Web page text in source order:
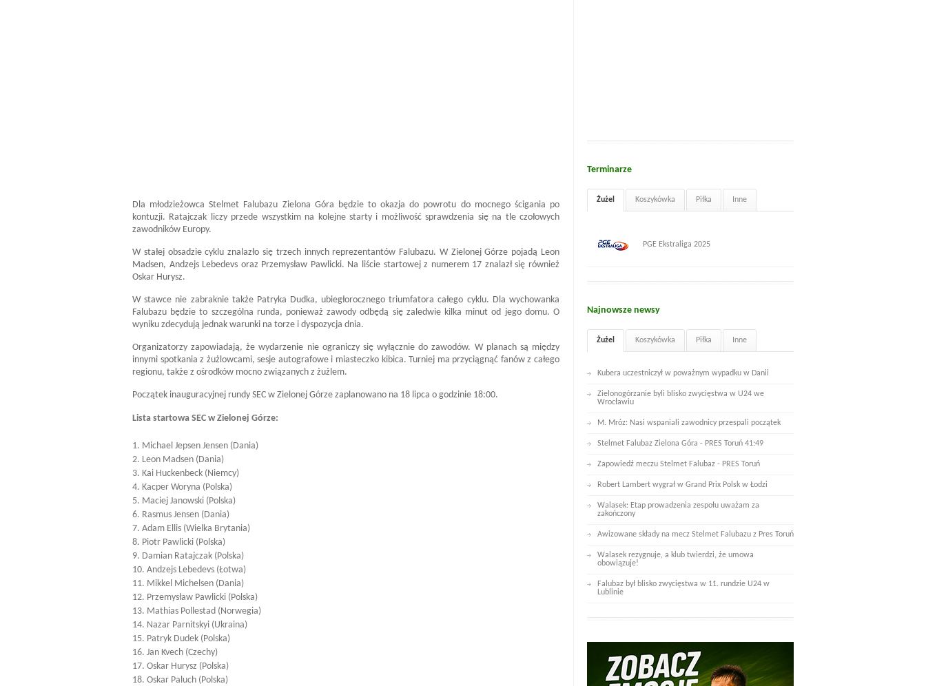
Dla młodzieżowca Stelmet Falubazu Zielona Góra będzie to okazja do powrotu do mocnego ścigania po
kontuzji. Ratajczak liczy przede wszystkim na kolejne starty i możliwość sprawdzenia się na tle czołowych
zawodników Europy.
W stałej obsadzie cyklu znalazło się trzech innych reprezentantów Falubazu. W Zielonej Górze pojadą Leon
Madsen, Andzejs Lebedevs oraz Przemysław Pawlicki. Na liście startowej z numerem 17 znalazł się również
Oskar Hurysz.
W stawce nie zabraknie także Patryka Dudka, ubiegłorocznego triumfatora całego cyklu. Dla wychowanka
Falubazu będzie to szczególna runda, ponieważ zawody odbędą się zaledwie kilka minut od jego domu. O
wyniku zdecydują jednak warunki na torze i dyspozycja dnia.
Organizatorzy zapowiadają, że wydarzenie nie ograniczy się wyłącznie do zawodów. W planach są między
innymi spotkania z żużlowcami, sesje autografowe i miasteczko kibica. Turniej ma przyciągnąć fanów z całego
regionu, także z ośrodków mocno związanych z żużlem.
Początek inauguracyjnej rundy SEC w Zielonej Górze zaplanowano na 18 lipca o godzinie 18:00.
Lista startowa SEC w Zielonej Górze:
1. Michael Jepsen Jensen (Dania)
2. Leon Madsen (Dania)
3. Kai Huckenbeck (Niemcy)
4. Kacper Woryna (Polska)
5. Maciej Janowski (Polska)
6. Rasmus Jensen (Dania)
7. Adam Ellis (Wielka Brytania)
8. Piotr Pawlicki (Polska)
9. Damian Ratajczak (Polska)
10. Andzejs Lebedevs (Łotwa)
11. Mikkel Michelsen (Dania)
12. Przemysław Pawlicki (Polska)
13. Mathias Pollestad (Norwegia)
14. Nazar Parnitskyi (Ukraina)
15. Patryk Dudek (Polska)
16. Jan Kvech (Czechy)
17. Oskar Hurysz (Polska)
18. Oskar Paluch (Polska)
Terminarze
Żużel Koszykówka Piłka Inne
PGE Ekstraliga 2025
Najnowsze newsy
Żużel Koszykówka Piłka Inne
Kubera uczestniczył w poważnym wypadku w Danii
Zielonogórzanie byli blisko zwycięstwa w U24 we
Wrocławiu
M. Mróz: Nasi wspaniali zawodnicy przespali początek
Stelmet Falubaz Zielona Góra - PRES Toruń 41:49
Zapowiedź meczu Stelmet Falubaz - PRES Toruń
Robert Lambert wygrał w Grand Prix Polsk w Łodzi
Walasek: Etap prowadzenia zespołu uważam za
zakończony
Awizowane składy na mecz Stelmet Falubazu z Pres Toruń
Walasek rezygnuje, a klub twierdzi, że umowa
obowiązuje!
Falubaz był blisko zwycięstwa w 11. rundzie U24 w
Lublinie